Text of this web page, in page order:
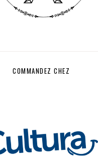
COMMANDEZ CHEZ